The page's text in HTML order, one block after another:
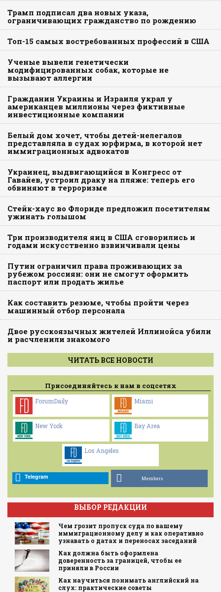
Трамп подписал два новых указа,
ограничивающих гражданство по рождению
Топ-15 самых востребованных профессий в США
Ученые вывели генетически
модифицированных собак, которые не
вызывают аллергии
Гражданин Украины и Израиля украл у
американцев миллионы через фиктивные
инвестиционные компании
Белый дом хочет, чтобы детей-нелегалов
представляла в судах юрфирма, в которой нет
иммиграционных адвокатов
Украинец, выдвигающийся в Конгресс от
Гавайев, устроил драку на пляже: теперь его
обвиняют в терроризме
Стейк-хаус во Флориде предложил посетителям
ужинать голышом
Три производителя яиц в США сговорились и
годами искусственно взвинчивали цены
Путин ограничил права проживающих за
рубежом россиян: они не смогут оформить
паспорт или продать жилье
Как составить резюме, чтобы пройти через
машинный отбор персонала
Двое русскоязычных жителей Иллинойса убили
и расчленили знакомого
ЧИТАТЬ ВСЕ НОВОСТИ
Присоединяйтесь к нам в соцсетях
ForumDaily Miami
New York Bay Area
Los Angeles
Telegram Members
ВЫБОР РЕДАКЦИИ
Чем грозит пропуск суда по вашему
иммиграционному делу и как оперативно
узнавать о датах и переносах заседаний
Как должна быть оформлена
доверенность за границей, чтобы ее
приняли в России
Как научиться понимать английский на
слух: практические советы